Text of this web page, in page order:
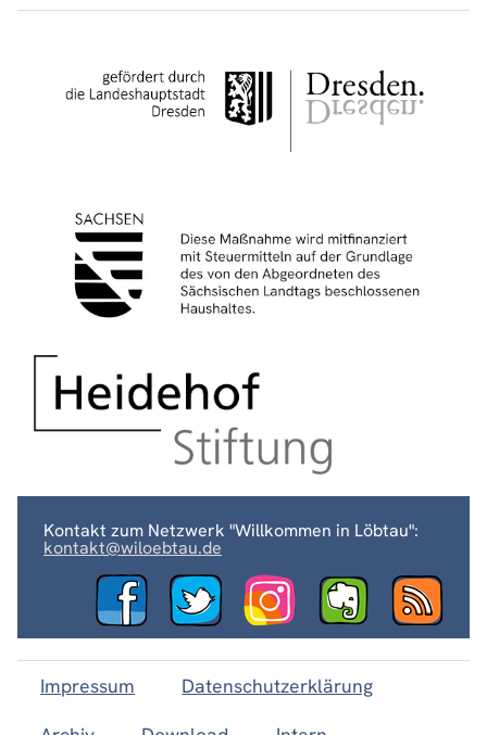
Kontakt zum Netzwerk "Willkommen in Löbtau":
kontakt@wiloebtau.de
Impressum
Datenschutzerklärung